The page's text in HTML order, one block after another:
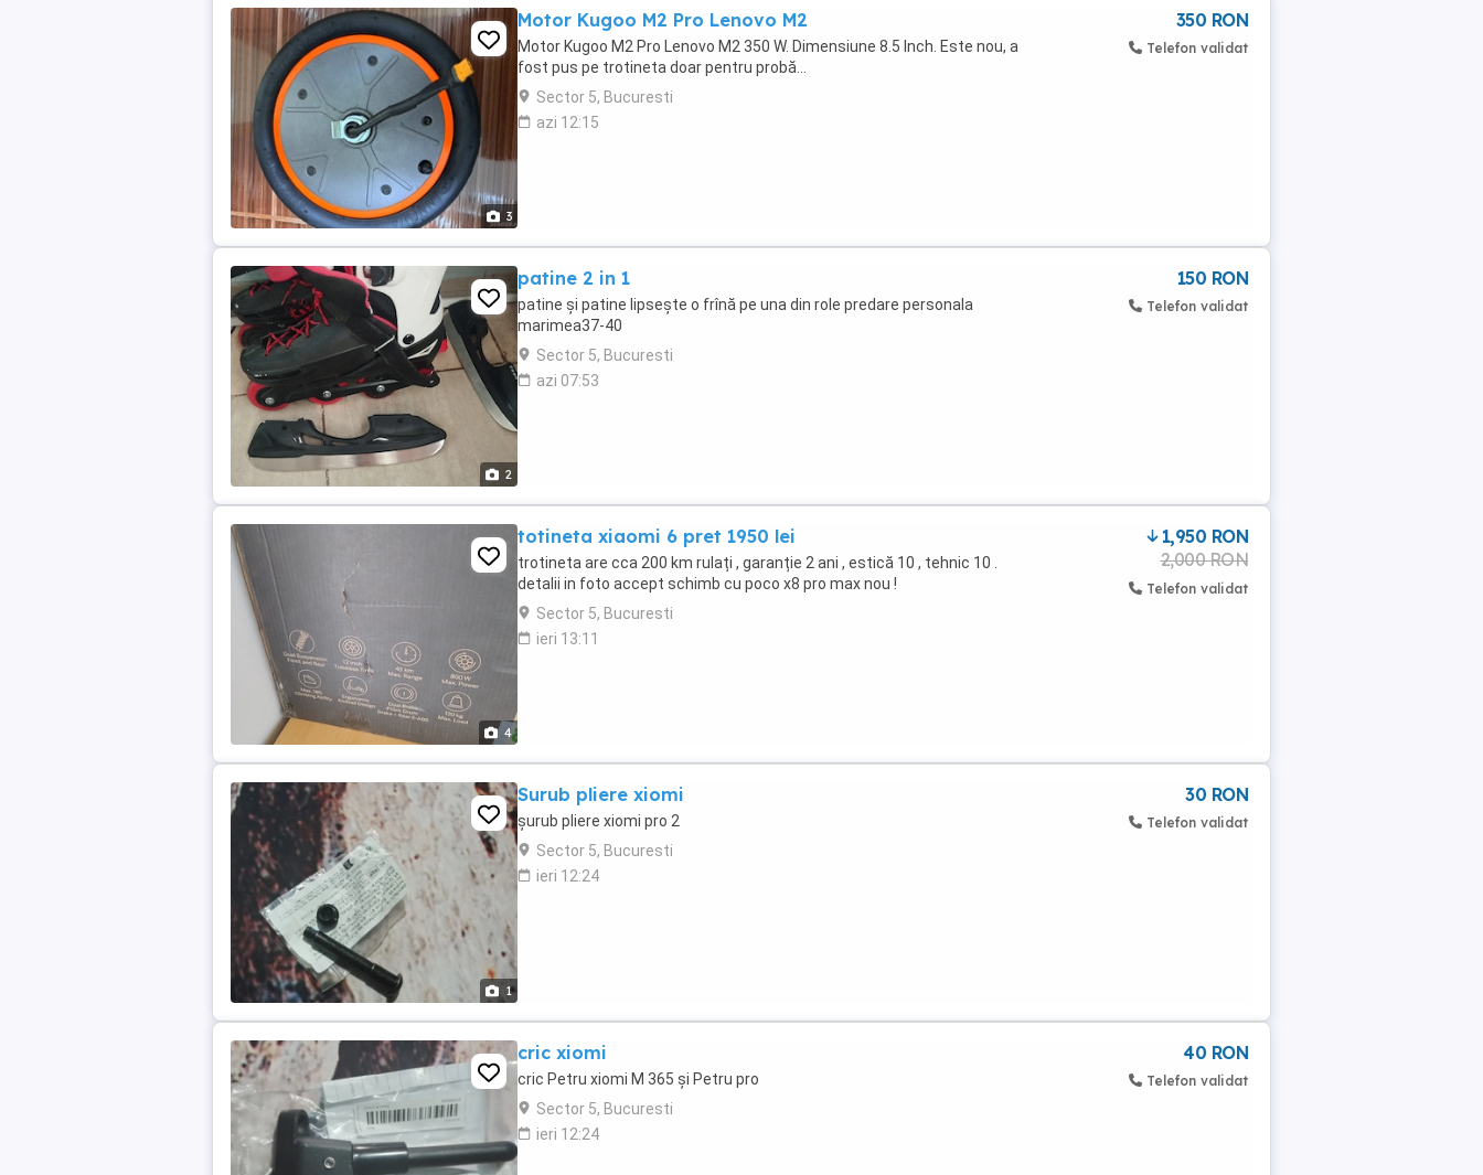
3
Motor Kugoo M2 Pro Lenovo M2
Motor Kugoo M2 Pro Lenovo M2 350 W. Dimensiune 8.5 Inch. Este nou, a
fost pus pe trotineta doar pentru probă...
Sector 5, Bucuresti
azi 12:15
350 RON
Telefon validat
2
patine 2 in 1
patine și patine lipsește o frînă pe una din role predare personala
marimea37-40
Sector 5, Bucuresti
azi 07:53
150 RON
Telefon validat
4
totineta xiaomi 6 pret 1950 lei
trotineta are cca 200 km rulați , garanție 2 ani , estică 10 , tehnic 10 .
detalii in foto accept schimb cu poco x8 pro max nou !
Sector 5, Bucuresti
ieri 13:11
1,950 RON
2,000 RON
Telefon validat
1
Surub pliere xiomi
șurub pliere xiomi pro 2
Sector 5, Bucuresti
ieri 12:24
30 RON
Telefon validat
cric xiomi
cric Petru xiomi M 365 și Petru pro
Sector 5, Bucuresti
ieri 12:24
40 RON
Telefon validat